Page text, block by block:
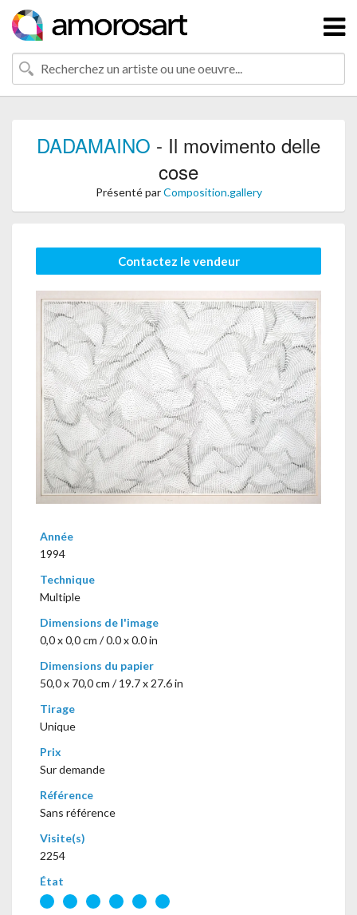
DADAMAINO - Il movimento delle
cose
Présenté parComposition.gallery
Contactez le vendeur
Année
1994
Technique
Multiple
Dimensions de l'image
0,0 x 0,0 cm / 0.0 x 0.0 in
Dimensions du papier
50,0 x 70,0 cm / 19.7 x 27.6 in
Tirage
Unique
Prix
Sur demande
Référence
Sans référence
Visite(s)
2254
État